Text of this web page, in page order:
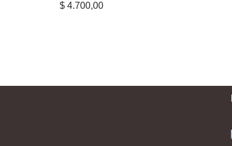
$ 4.700,00